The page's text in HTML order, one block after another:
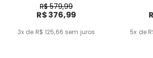
R$ 579,99
R$ 376,99
3x de R$ 125,66 sem juros 5x de